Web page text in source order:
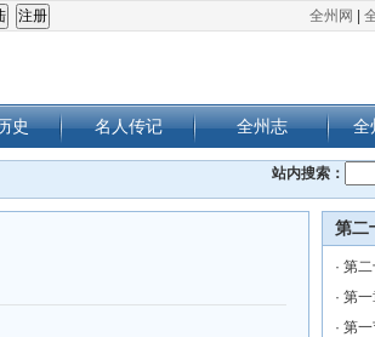
全州网
史 名人传记 全州志 全
站内搜索：
第二
· 第
· 第一
· 第一